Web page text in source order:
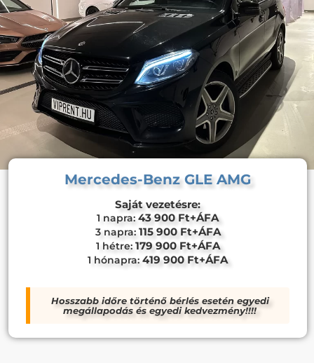
Mercedes-Benz GLE AMG
Saját vezetésre:
1 napra: 43 900 Ft+ÁFA
3 napra: 115 900 Ft+ÁFA
1 hétre: 179 900 Ft+ÁFA
1 hónapra: 419 900 Ft+ÁFA
Hosszabb időre történő bérlés esetén egyedi
megállapodás és egyedi kedvezmény!!!!